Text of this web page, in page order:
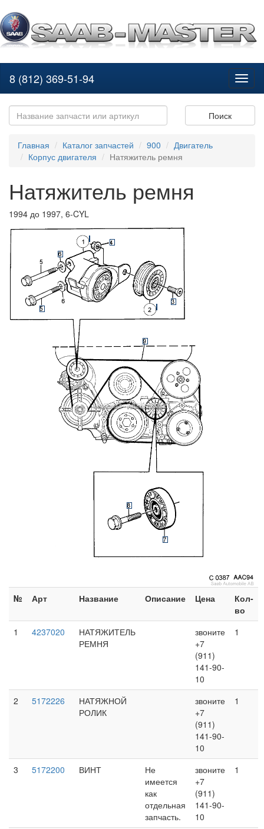
8 (812) 369-51-94
Поиск
Главная Каталог запчастей 900
Двигатель
Корпус двигателя
Натяжитель ремня
Натяжитель ремня
1994 до 1997, 6-CYL
№ Арт Название Описание Цена
Кол-
во
1
4237020
НАТЯЖИТЕЛЬ
РЕМНЯ
звоните
+7
(911)
141-90-
10
1
2 5172226
НАТЯЖНОЙ
РОЛИК
звоните
+7
(911)
141-90-
10
1
3 5172200 ВИНТ
Не
имеется
как
отдельная
запчасть.
звоните
+7
(911)
141-90-
10
1